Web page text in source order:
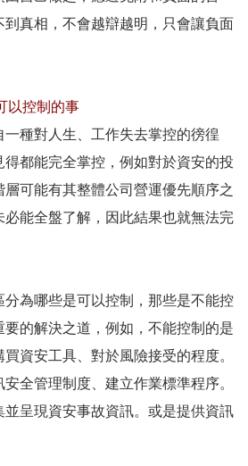
真相，不會越辯越明，只會讓負面
以控制的事
一種對人生、工作失去掌控的徬徨
都能完全掌控，例如對於資安的投
可能有其整體公司營運優先順序之
能全盤了解，因此結果也就無法完
分為哪些是可以控制，那些是不能控
的解決之道，例如，不能控制的是
資安工具、對於風險接受的程度。
全管理制度、建立作業標準程序。
呈現資安事故資訊。或是提供資訊